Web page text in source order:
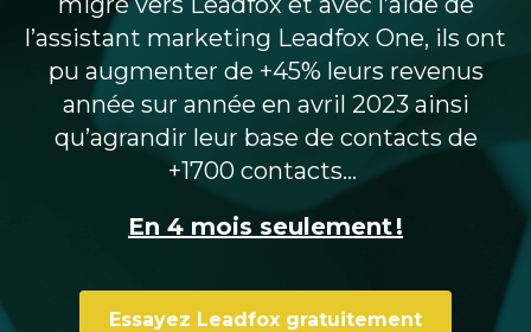
l’assistant marketing Leadfox One, ils ont
pu augmenter de +45% leurs revenus
année sur année en avril 2023 ainsi
qu’agrandir leur base de contacts de
+1700 contacts…
En 4 mois seulement !
Essayez Leadfox gratuitement